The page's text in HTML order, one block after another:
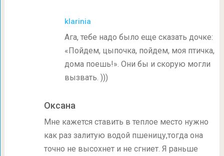
klarinia
Ага, тебе надо было еще сказать дочке:
«Пойдем, цыпочка, пойдем, моя птичка,
дома поешь!». Они бы и скорую могли
вызвать. )))
Оксана
Мне кажется ставить в теплое место нужно
как раз залитую водой пшеницу,тогда она
точно не высохнет и не сгниет. Я раньше